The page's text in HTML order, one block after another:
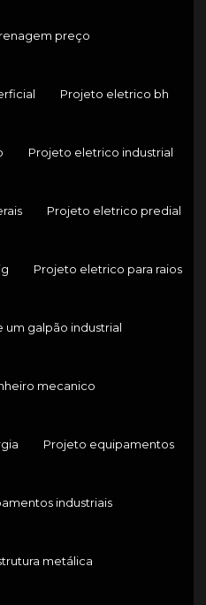
preço
Projeto eletrico bh
Projeto eletrico industrial
Projeto eletrico predial
Projeto eletrico para raios
galpão industrial
mecanico
Projeto equipamentos
industriais
metálica